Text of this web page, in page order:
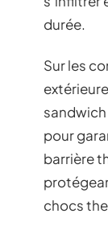
durée.
Sur les
pour
barrière
chocs